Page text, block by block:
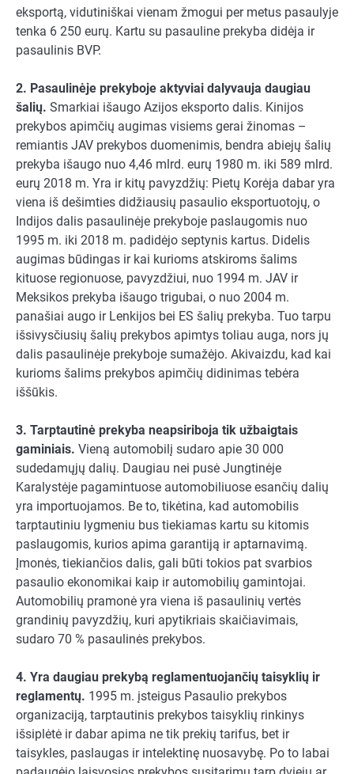
eksportą, vidutiniškai vienam žmogui per metus pasaulyje
tenka 6 250 eurų. Kartu su pasauline prekyba didėja ir
pasaulinis BVP.
2. Pasaulinėje prekyboje aktyviai dalyvauja daugiau
šalių. Smarkiai išaugo Azijos eksporto dalis. Kinijos
prekybos apimčių augimas visiems gerai žinomas –
remiantis JAV prekybos duomenimis, bendra abiejų šalių
prekyba išaugo nuo 4,46 mlrd. eurų 1980 m. iki 589 mlrd.
eurų 2018 m. Yra ir kitų pavyzdžių: Pietų Korėja dabar yra
viena iš dešimties didžiausių pasaulio eksportuotojų, o
Indijos dalis pasaulinėje prekyboje paslaugomis nuo
1995 m. iki 2018 m. padidėjo septynis kartus. Didelis
augimas būdingas ir kai kurioms atskiroms šalims
kituose regionuose, pavyzdžiui, nuo 1994 m. JAV ir
Meksikos prekyba išaugo trigubai, o nuo 2004 m.
panašiai augo ir Lenkijos bei ES šalių prekyba. Tuo tarpu
išsivysčiusių šalių prekybos apimtys toliau auga, nors jų
dalis pasaulinėje prekyboje sumažėjo. Akivaizdu, kad kai
kurioms šalims prekybos apimčių didinimas tebėra
iššūkis.
3. Tarptautinė prekyba neapsiriboja tik užbaigtais
gaminiais. Vieną automobilį sudaro apie 30 000
sudedamųjų dalių. Daugiau nei pusė Jungtinėje
Karalystėje pagamintuose automobiliuose esančių dalių
yra importuojamos. Be to, tikėtina, kad automobilis
tarptautiniu lygmeniu bus tiekiamas kartu su kitomis
paslaugomis, kurios apima garantiją ir aptarnavimą.
Įmonės, tiekiančios dalis, gali būti tokios pat svarbios
pasaulio ekonomikai kaip ir automobilių gamintojai.
Automobilių pramonė yra viena iš pasaulinių vertės
grandinių pavyzdžių, kuri apytikriais skaičiavimais,
sudaro 70 % pasaulinės prekybos.
4. Yra daugiau prekybą reglamentuojančių taisyklių ir
reglamentų. 1995 m. įsteigus Pasaulio prekybos
organizaciją, tarptautinis prekybos taisyklių rinkinys
išsiplėtė ir dabar apima ne tik prekių tarifus, bet ir
taisykles, paslaugas ir intelektinę nuosavybę. Po to labai